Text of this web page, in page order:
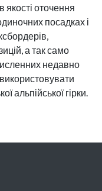
оточення
посадках і
а так само
недавно
альпійської гірки.